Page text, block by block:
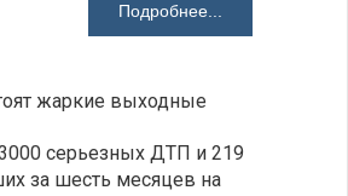
Подробнее...
жаркие выходные
серьезных ДТП и 219
за шесть месяцев на